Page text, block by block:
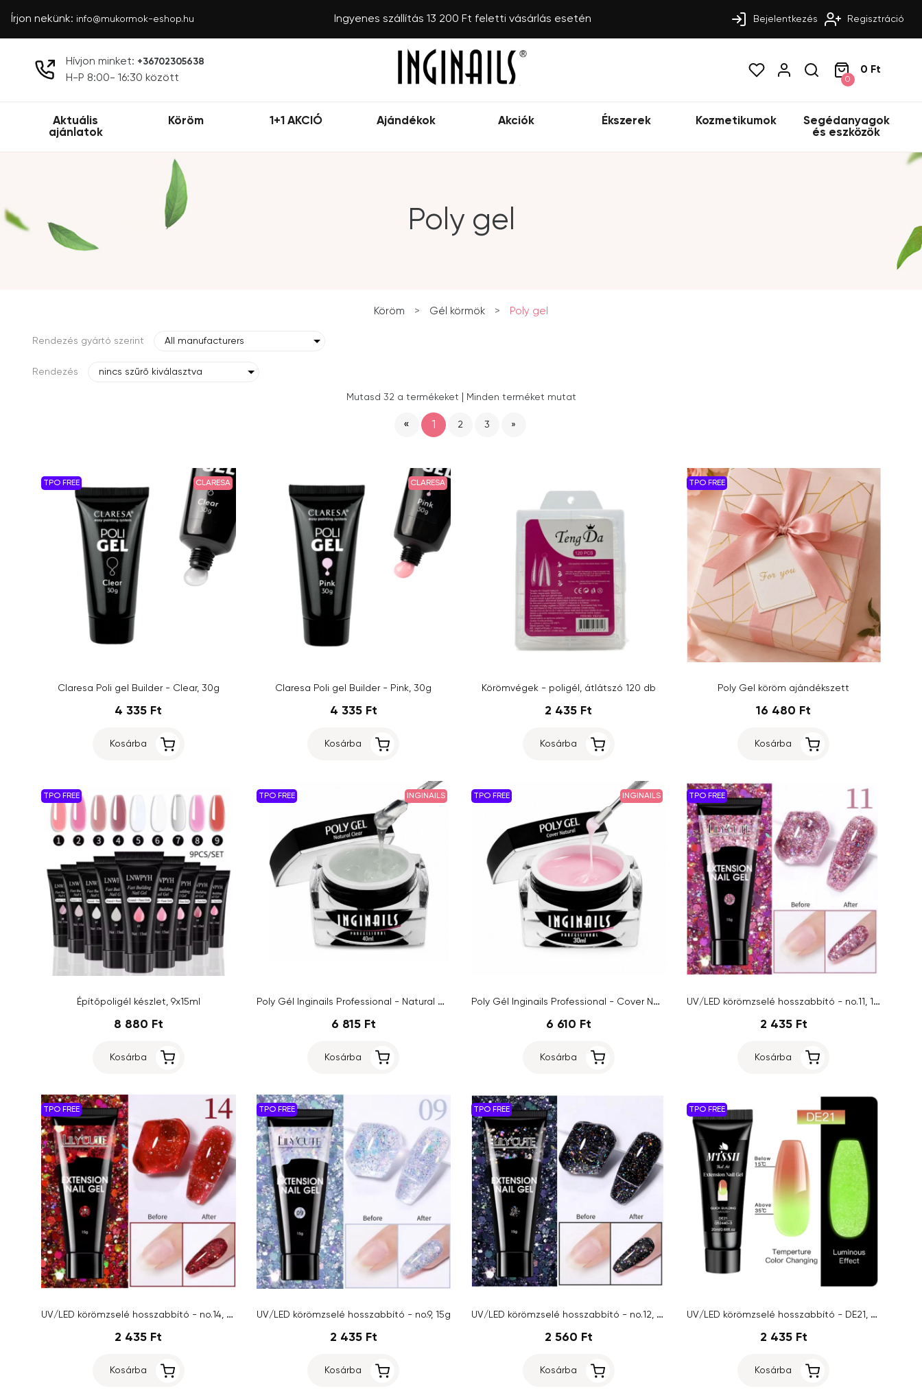
Írjon nekünk: info@mukormok-eshop.hu Ingyenes szállítás 13 200 Ft feletti vásárlás esetén Bejelentkezés Regisztráció
Hívjon minket: +36702305638
H-P 8:00- 16:30 között 0
0 Ft
Aktuális
ajánlatok
Köröm 1+1 AKCIÓ Ajándékok Akciók Ékszerek Kozmetikumok
Segédanyagok
és eszközök
Poly gel
Köröm > Gél körmök > Poly gel
Rendezés gyártó szerint All manufacturers
Rendezés nincs szűrő kiválasztva
Mutasd 32 a termékeket Minden terméket mutat
« 1 2 3 »
TPO FREE CLARESA
Claresa Poli gel Builder - Clear, 30g
4 335 Ft
Kosárba
CLARESA
Claresa Poli gel Builder - Pink, 30g
4 335 Ft
Kosárba
Körömvégek - poligél, átlátszó 120 db
2 435 Ft
Kosárba
TPO FREE
Poly Gel köröm ajándékszett
16 480 Ft
Kosárba
TPO FREE
Építőpoligél készlet, 9x15ml
8 880 Ft
Kosárba
TPO FREE INGINAILS
Poly Gél Inginails Professional - Natural Clear, 40ml
6 815 Ft
Kosárba
TPO FREE INGINAILS
Poly Gél Inginails Professional - Cover Natural, 40ml
6 610 Ft
Kosárba
TPO FREE
UV/LED körömzselé hosszabbító - no.11, 15g
2 435 Ft
Kosárba
TPO FREE
UV/LED körömzselé hosszabbító - no.14, 15g
2 435 Ft
Kosárba
TPO FREE
UV/LED körömzselé hosszabbító - no.9, 15g
2 435 Ft
Kosárba
TPO FREE
UV/LED körömzselé hosszabbító - no.12, 15g
2 560 Ft
Kosárba
TPO FREE
UV/LED körömzselé hosszabbító - DE21, 20ml
2 435 Ft
Kosárba